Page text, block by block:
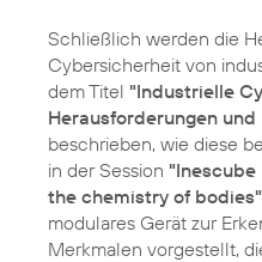
Schließlich werden die
Cybersicherheit von
dem Titel "Industrielle
Herausforderungen und
beschrieben, wie diese
in der Session
the chemistry of bodies"
modulares Gerät zur
Merkmalen vorgestellt,